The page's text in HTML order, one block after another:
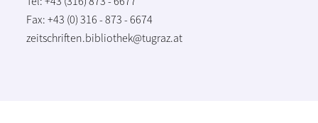
Fax: +43 (0) 316 - 873 - 6674
zeitschriften.bibliothek@tugraz.at